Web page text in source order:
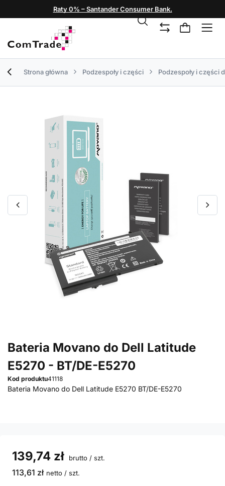
Raty 0% – Santander Consumer Bank.
Strona główna Podzespoły i części Podzespoły i części
Bateria Movano do Dell Latitude
E5270 - BT/DE-E5270
Kod produktu41118
Bateria Movano do Dell Latitude E5270 BT/DE-E5270
139,74 zł brutto / szt.
113,61 zł netto / szt.